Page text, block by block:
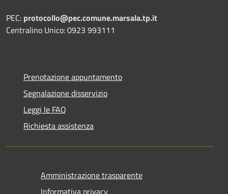
PEC: protocollo@pec.comune.marsala.tp.it
Centralino Unico: 0923 993111
Prenotazione appuntamento
Segnalazione disservizio
Leggi le FAQ
Richiesta assistenza
Amministrazione trasparente
Informativa privacy